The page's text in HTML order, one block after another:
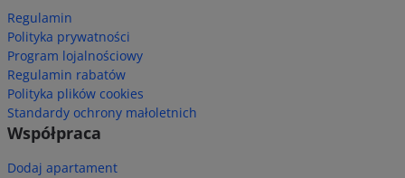
Regulamin
Polityka prywatności
Program lojalnościowy
Regulamin rabatów
Polityka plików cookies
Standardy ochrony małoletnich
Współpraca
Dodaj apartament